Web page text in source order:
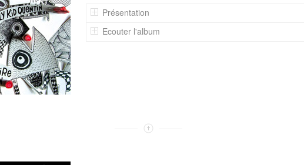
Présentation
Ecouter l'album